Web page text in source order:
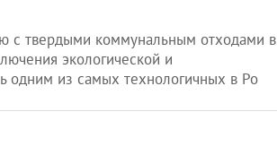
с твердыми коммунальным отходами в
экологической и
одним из самых технологичных в Ро